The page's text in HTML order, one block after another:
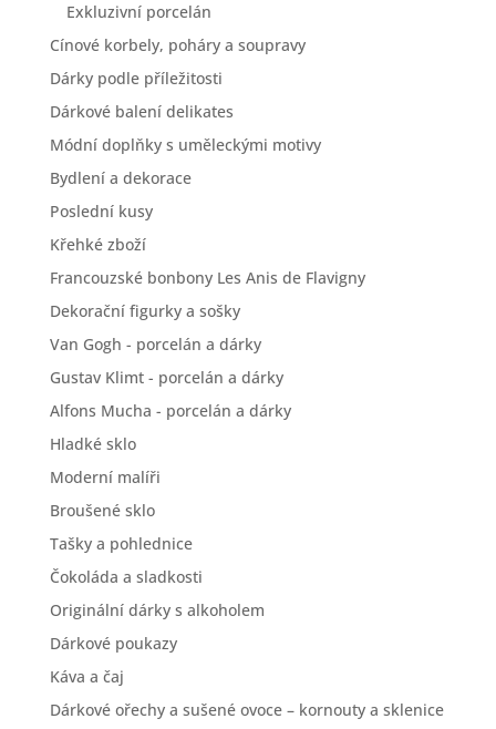
Exkluzivní porcelán
Cínové korbely, poháry a soupravy
Dárky podle příležitosti
Dárkové balení delikates
Módní doplňky s uměleckými motivy
Bydlení a dekorace
Poslední kusy
Křehké zboží
Francouzské bonbony Les Anis de Flavigny
Dekorační figurky a sošky
Van Gogh - porcelán a dárky
Gustav Klimt - porcelán a dárky
Alfons Mucha - porcelán a dárky
Hladké sklo
Moderní malíři
Broušené sklo
Tašky a pohlednice
Čokoláda a sladkosti
Originální dárky s alkoholem
Dárkové poukazy
Káva a čaj
Dárkové ořechy a sušené ovoce – kornouty a sklenice